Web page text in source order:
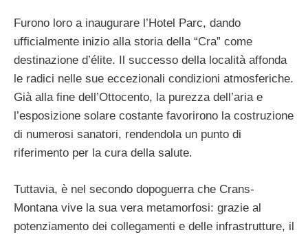
Furono loro a inaugurare l’Hotel Parc, dando
ufficialmente inizio alla storia della “Cra” come
destinazione d’élite. Il successo della località affonda
le radici nelle sue eccezionali condizioni atmosferiche.
Già alla fine dell’Ottocento, la purezza dell’aria e
l’esposizione solare costante favorirono la costruzione
di numerosi sanatori, rendendola un punto di
riferimento per la cura della salute.
Tuttavia, è nel secondo dopoguerra che Crans-
Montana vive la sua vera metamorfosi: grazie al
potenziamento dei collegamenti e delle infrastrutture, il